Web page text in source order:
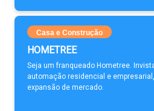
Casa e Construção
HOMETREE
Seja um franqueado Hometree.
automação residencial e
expansão de mercado.